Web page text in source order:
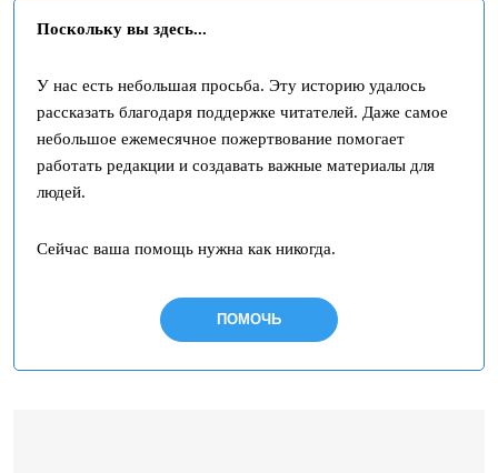
Поскольку вы здесь...
У нас есть небольшая просьба. Эту историю удалось
рассказать благодаря поддержке читателей. Даже самое
небольшое ежемесячное пожертвование помогает
работать редакции и создавать важные материалы для
людей.
Сейчас ваша помощь нужна как никогда.
ПОМОЧЬ